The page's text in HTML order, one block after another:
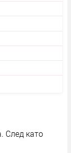
След като